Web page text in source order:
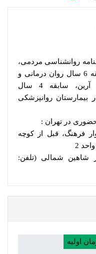
روانشناسی مردمی،
مشاور بالینی، سابقه 6 سال روان درمانی و
مشاوره در مرکز آرین، سابقه 4 سال
بیمارستان روانپزشکی
در تهران :
فرهنگ، قبل از کوچه
شاهین شمالی (تلفن:
اولیه